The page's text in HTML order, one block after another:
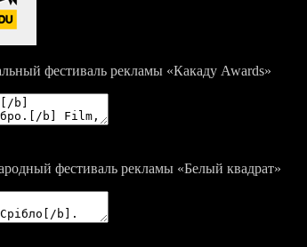
фестиваль рекламы «Какаду Awards»
фестиваль рекламы «Белый квадрат»